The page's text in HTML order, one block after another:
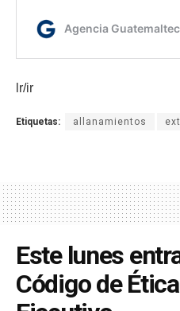
lr/ir
Etiquetas: allanamientos
Este lunes
Código de